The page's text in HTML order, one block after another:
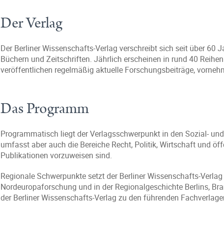
Der Verlag
Der Berliner Wissenschafts-Verlag verschreibt sich seit über
Büchern und Zeitschriften. Jährlich erscheinen in rund 40
veröffentlichen regelmäßig aktuelle Forschungsbeiträge,
Das Programm
Programmatisch liegt der Verlagsschwerpunkt in den Sozial-
umfasst aber auch die Bereiche Recht, Politik, Wirtschaft und
Publikationen vorzuweisen sind.
Regionale Schwerpunkte setzt der Berliner Wissenschafts-
Nordeuropaforschung und in der Regionalgeschichte Berlins,
der Berliner Wissenschafts-Verlag zu den führenden